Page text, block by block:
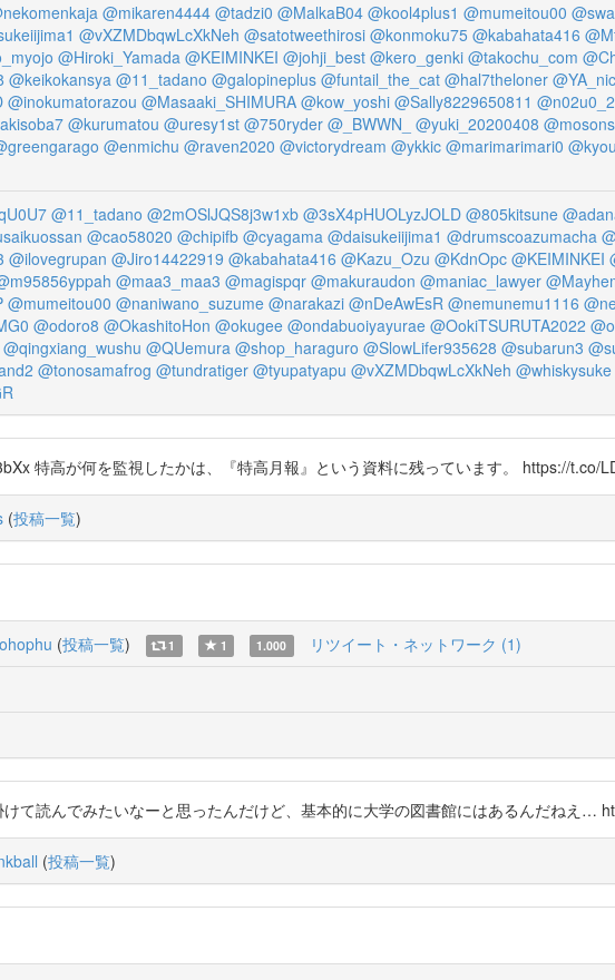
@mikaren4444 @tadzi0 @MalkaB04 @kool4plus1 @mumeitou00
@vXZMDbqwLcXkNeh @satotweethirosi @konmoku75 @kabahata416
@Hiroki_Yamada @KEIMINKEI @johji_best @kero_genki @takochu_com
@keikokansya @11_tadano @galopineplus @funtail_the_cat @hal7theloner
@inokumatorazou @Masaaki_SHIMURA @kow_yoshi @Sally8229650811 @n02u0_2
@kurumatou @uresy1st @750ryder @_BWWN_ @yuki_20200408
@enmichu @raven2020 @victorydream @ykkic @marimarimari0
@11_tadano @2mOSlJQS8j3w1xb @3sX4pHUOLyzJOLD @805kitsune
@cao58020 @chipifb @cyagama @daisukeiijima1 @drumscoazumacha
@ilovegrupan @Jiro14422919 @kabahata416 @Kazu_Ozu @KdnOpc @KEIMINKEI
@maa3_maa3 @magispqr @makuraudon @maniac_lawyer
@mumeitou00 @naniwano_suzume @narakazi @nDeAwEsR @nemunemu1116
@odoro8 @OkashitoHon @okugee @ondabuoiyayurae @OokiTSURUTA2022
@qingxiang_wushu @QUemura @shop_haraguro @SlowLifer935628 @subarun3
@tonosamafrog @tundratiger @tyupatyapu @vXZMDbqwLcXkNeh @whiskysuke
特高が何を監視したかは、『特高月報』という資料に残っています。 https://t.co/
(投稿一覧)
(投稿一覧) 1 1 1.000 リツイート・ネットワーク (1)
て読んでみたいなーと思ったんだけど、基本的に大学の図書館にはあるんだねえ…
(投稿一覧)